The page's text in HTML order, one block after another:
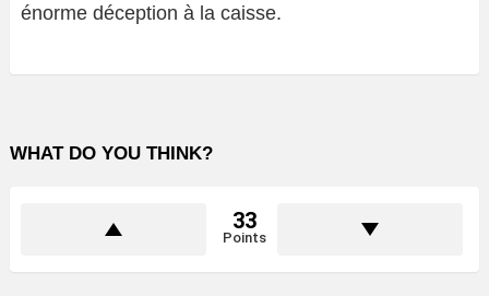
énorme déception à la caisse.
WHAT DO YOU THINK?
33
Points